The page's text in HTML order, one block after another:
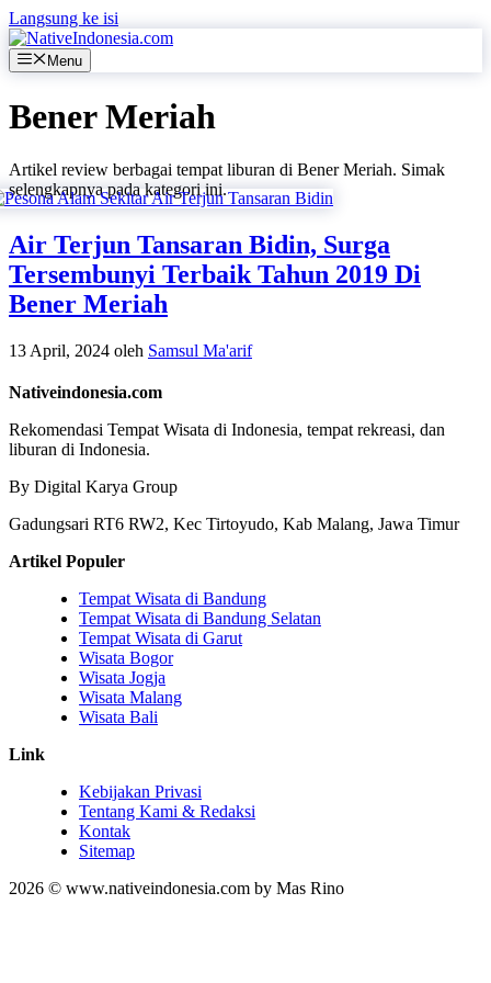
Langsung ke isi
Menu
Bener Meriah
Artikel review berbagai tempat liburan di Bener Meriah. Simak
selengkapnya pada kategori ini.
Air Terjun Tansaran Bidin, Surga
Tersembunyi Terbaik Tahun 2019 Di
Bener Meriah
13 April, 2024 oleh Samsul Ma'arif
Nativeindonesia.com
Rekomendasi Tempat Wisata di Indonesia, tempat rekreasi, dan
liburan di Indonesia.
By Digital Karya Group
Gadungsari RT6 RW2, Kec Tirtoyudo, Kab Malang, Jawa Timur
Artikel Populer
Tempat Wisata di Bandung
Tempat Wisata di Bandung Selatan
Tempat Wisata di Garut
Wisata Bogor
Wisata Jogja
Wisata Malang
Wisata Bali
Link
Kebijakan Privasi
Tentang Kami & Redaksi
Kontak
Sitemap
2026 © www.nativeindonesia.com by Mas Rino